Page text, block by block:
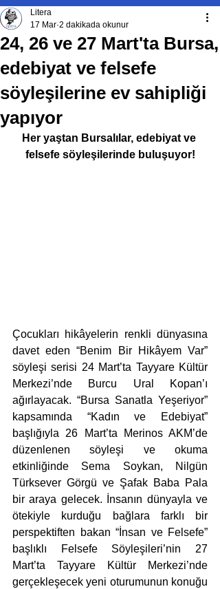
24, 26 ve 27 Mart'ta Bursa,
edebiyat ve felsefe
söyleşilerine ev sahipliği
yapıyor
Litera
17 Mar 2 dakikada okunur
Her yaştan Bursalılar, edebiyat ve
felsefe söyleşilerinde buluşuyor!
Çocukları hikâyelerin renkli dünyasına
davet eden “Benim Bir Hikâyem Var”
söyleşi serisi 24 Mart’ta Tayyare Kültür
Merkezi’nde Burcu Ural Kopan’ı
ağırlayacak. “Bursa Sanatla Yeşeriyor”
kapsamında “Kadın ve Edebiyat”
başlığıyla 26 Mart’ta Merinos AKM’de
düzenlenen söyleşi ve okuma
etkinliğinde Sema Soykan, Nilgün
Türksever Görgü ve Şafak Baba Pala
bir araya gelecek. İnsanın dünyayla ve
ötekiyle kurduğu bağlara farklı bir
perspektiften bakan “İnsan ve Felsefe”
başlıklı Felsefe Söyleşileri’nin 27
Mart’ta Tayyare Kültür Merkezi’nde
gerçekleşecek yeni oturumunun konuğu